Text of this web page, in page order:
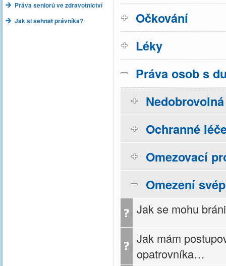
Práva seniorů ve zdravotnictví
Jak si sehnat právníka?
Očkování
Léky
Práva osob s
Ochranné
Omezovací
Omezení
Jak se mohu
Jak mám
opatrovníka…